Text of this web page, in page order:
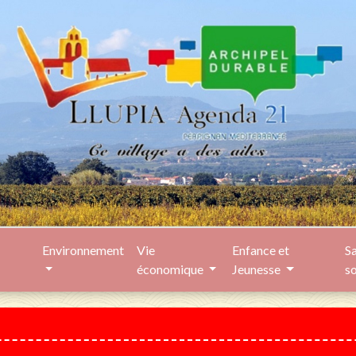
Environnement
Vie
économique
Enfance et
Jeunesse